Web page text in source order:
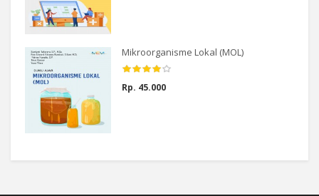
Mikroorganisme Lokal (MOL)
Rp. 45.000